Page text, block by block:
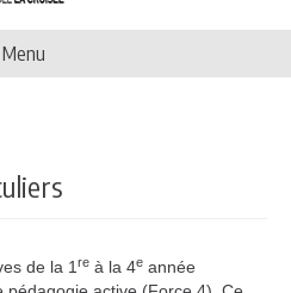
Menu
de la 1 re à la 4e année